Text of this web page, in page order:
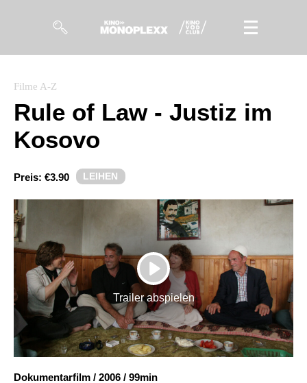
Magazin
Kuratierungen
Events
Filmpakete
Gutscheine
& Filmpässe
Account
Suche
Filme A-Z
Rule of Law - Justiz im
Kosovo
Preis: €3.90 LEIHEN
PLAY
Trailer abspielen
Dokumentarfilm / 2006 / 99min